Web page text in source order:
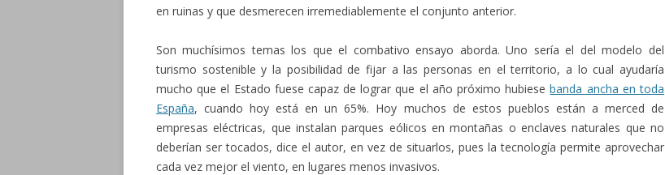
en ruinas y que desmerecen irremediablemente el conjunto anterior.
Son muchísimos temas los que el combativo ensayo aborda. Uno sería el del modelo del
turismo sostenible y la posibilidad de fijar a las personas en el territorio, a lo cual ayudaría
mucho que el Estado fuese capaz de lograr que el año próximo hubiesebanda ancha en toda
España, cuando hoy está en un 65%. Hoy muchos de estos pueblos están a merced de
empresas eléctricas, que instalan parques eólicos en montañas o enclaves naturales que no
deberían ser tocados, dice el autor, en vez de situarlos, pues la tecnología permite aprovechar
cada vez mejor el viento, en lugares menos invasivos.